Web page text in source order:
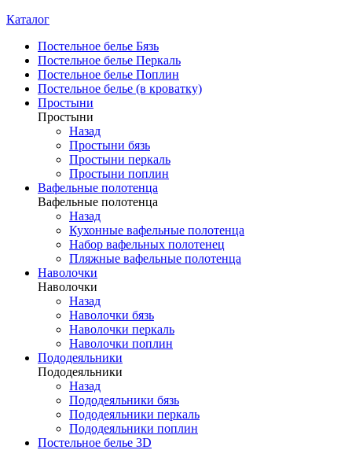
Каталог
Постельное белье Бязь
Постельное белье Перкаль
Постельное белье Поплин
Постельное белье (в кроватку)
Простыни
Простыни
Назад
Простыни бязь
Простыни перкаль
Простыни поплин
Вафельные полотенца
Вафельные полотенца
Назад
Кухонные вафельные полотенца
Набор вафельных полотенец
Пляжные вафельные полотенца
Наволочки
Наволочки
Назад
Наволочки бязь
Наволочки перкаль
Наволочки поплин
Пододеяльники
Пододеяльники
Назад
Пододеяльники бязь
Пододеяльники перкаль
Пододеяльники поплин
Постельное белье 3D